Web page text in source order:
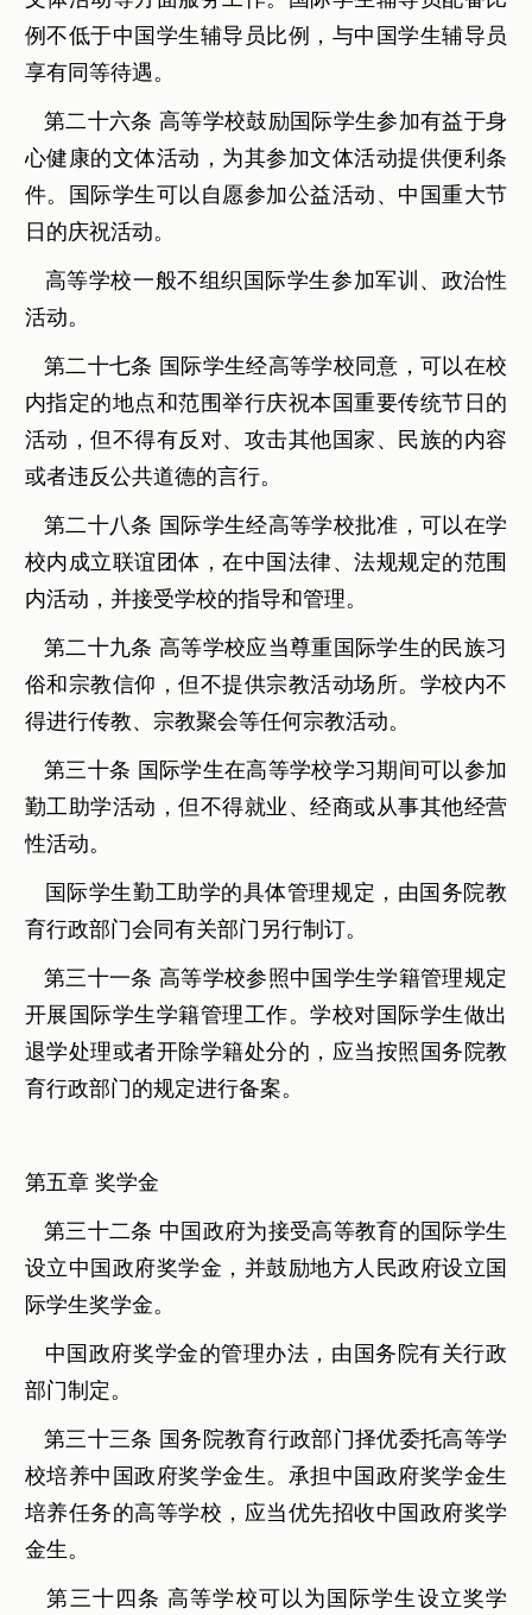
例不低于中国学生辅导员比例，与中国学生辅导员
享有同等待遇。
第二十六条 高等学校鼓励国际学生参加有益于身
心健康的文体活动，为其参加文体活动提供便利条
件。国际学生可以自愿参加公益活动、中国重大节
日的庆祝活动。
高等学校一般不组织国际学生参加军训、政治性
活动。
第二十七条 国际学生经高等学校同意，可以在校
内指定的地点和范围举行庆祝本国重要传统节日的
活动，但不得有反对、攻击其他国家、民族的内容
或者违反公共道德的言行。
第二十八条 国际学生经高等学校批准，可以在学
校内成立联谊团体，在中国法律、法规规定的范围
内活动，并接受学校的指导和管理。
第二十九条 高等学校应当尊重国际学生的民族习
俗和宗教信仰，但不提供宗教活动场所。学校内不
得进行传教、宗教聚会等任何宗教活动。
第三十条 国际学生在高等学校学习期间可以参加
勤工助学活动，但不得就业、经商或从事其他经营
性活动。
国际学生勤工助学的具体管理规定，由国务院教
育行政部门会同有关部门另行制订。
第三十一条 高等学校参照中国学生学籍管理规定
开展国际学生学籍管理工作。学校对国际学生做出
退学处理或者开除学籍处分的，应当按照国务院教
育行政部门的规定进行备案。
第五章 奖学金
第三十二条 中国政府为接受高等教育的国际学生
设立中国政府奖学金，并鼓励地方人民政府设立国
际学生奖学金。
中国政府奖学金的管理办法，由国务院有关行政
部门制定。
第三十三条 国务院教育行政部门择优委托高等学
校培养中国政府奖学金生。承担中国政府奖学金生
培养任务的高等学校，应当优先招收中国政府奖学
金生。
第三十四条 高等学校可以为国际学生设立奖学